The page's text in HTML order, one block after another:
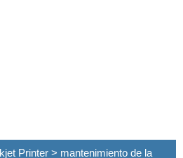
Printer > mantenimiento de la